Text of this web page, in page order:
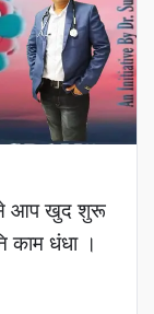
आप खुद शुरू
काम धंधा ।